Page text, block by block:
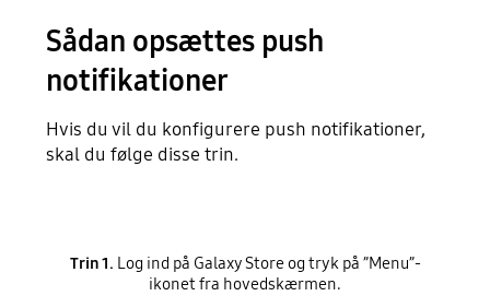
Sådan opsættes push
notifikationer
Hvis du vil du konfigurere push notifikationer,
skal du følge disse trin.
Trin 1. Log ind på Galaxy Store og tryk på ”Menu”-
ikonet fra hovedskærmen.